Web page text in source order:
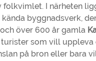
folkvimlet. I närheten
kända byggnadsverk,
över 600 år gamla
som vill uppleva
på bron eller bara